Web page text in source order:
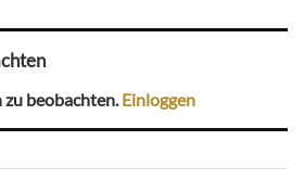
zu beobachten. Einloggen